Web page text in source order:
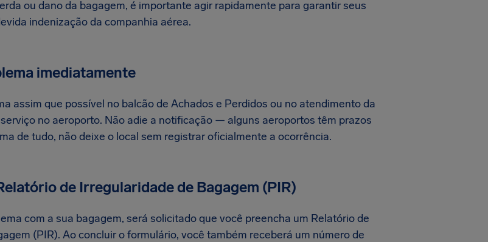
ou dano da bagagem, é importante agir rapidamente para garantir seus
indenização da companhia aérea.
imediatamente
assim que possível no balcão de Achados e Perdidos ou no atendimento da
no aeroporto. Não adie a notificação — alguns aeroportos têm prazos
de tudo, não deixe o local sem registrar oficialmente a ocorrência.
de Irregularidade de Bagagem (PIR)
com a sua bagagem, será solicitado que você preencha um Relatório de
(PIR). Ao concluir o formulário, você também receberá um número de